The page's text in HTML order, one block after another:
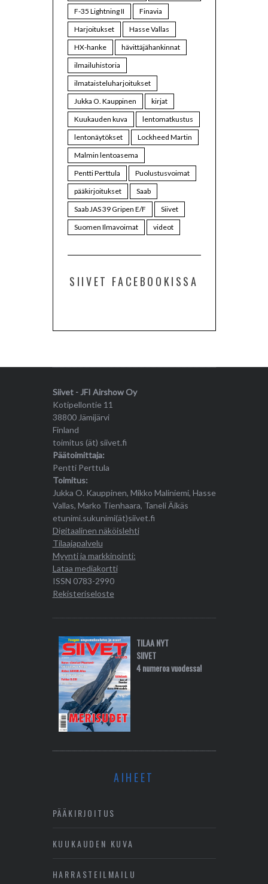
F-35 Lightning II
Finavia
Harjoitukset
Hasse Vallas
HX-hanke
hävittäjähankinnat
ilmailuhistoria
ilmataisteluharjoitukset
Jukka O. Kauppinen
kirjat
Kuukauden kuva
lentomatkustus
lentonäytökset
Lockheed Martin
Malmin lentoasema
Pentti Perttula
Puolustusvoimat
pääkirjoitukset
Saab
Saab JAS 39 Gripen E/F
Siivet
Suomen Ilmavoimat
videot
SIIVET FACEBOOKISSA
Siivet - JFI Airshow Oy
Kotipellontie 11
38800 Jämijärvi
Finland
toimitus (ät) siivet.fi
Päätoimittaja:
Pentti Perttula
Toimitus:
Jukka O. Kauppinen, Mikko Maliniemi, Hasse
Vallas, Marko Tienhaara, Taneli Äikäs
etunimi.sukunimi(ät)siivet.fi
Digitaalinen näköislehti
Tilaajapalvelu
Myynti ja markkinointi:
Lataa mediakortti
ISSN 0783-2990
Rekisteriseloste
TILAA NYT
SIIVET
4 numeroa vuodessa!
AIHEET
PÄÄKIRJOITUS
KUUKAUDEN KUVA
HARRASTEILMAILU